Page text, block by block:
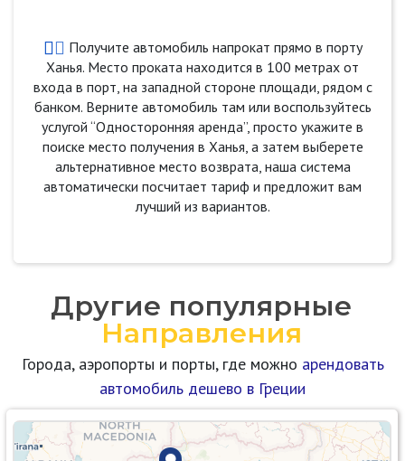
Получите автомобиль напрокат прямо в порту
Ханья. Место проката находится в 100 метрах от
входа в порт, на западной стороне площади, рядом с
банком. Верните автомобиль там или воспользуйтесь
услугой “Односторонняя аренда”, просто укажите в
поиске место получения в Ханья, а затем выберете
альтернативное место возврата, наша система
автоматически посчитает тариф и предложит вам
лучший из вариантов.
Другие популярные
Направления
Города, аэропорты и порты, где можно арендовать
автомобиль дешево в Греции